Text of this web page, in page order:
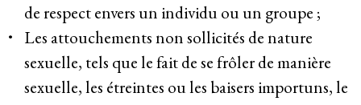
de respect envers un individu ou un groupe ;
Les attouchements non sollicités de nature
sexuelle, tels que le fait de se frôler de manière
sexuelle, les étreintes ou les baisers importuns, le